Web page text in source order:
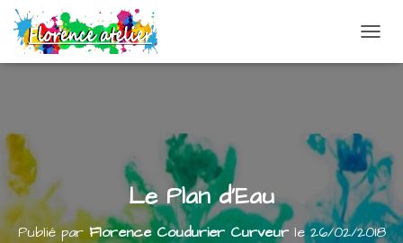
Le Plan d’Eau
Publié parFlorence Coudurier Curveurle26/02/2018